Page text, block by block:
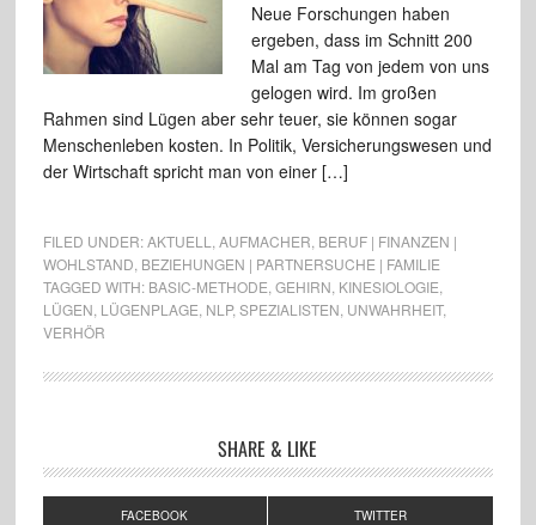
Neue Forschungen haben
ergeben, dass im Schnitt 200
Mal am Tag von jedem von uns
gelogen wird. Im großen
Rahmen sind Lügen aber sehr teuer, sie können sogar
Menschenleben kosten. In Politik, Versicherungswesen und
der Wirtschaft spricht man von einer […]
FILED UNDER:AKTUELL AUFMACHER BERUF | FINANZEN |
WOHLSTAND BEZIEHUNGEN | PARTNERSUCHE | FAMILIE
TAGGED WITH: BASIC-METHODE GEHIRN KINESIOLOGIE
LÜGEN LÜGENPLAGE NLP, SPEZIALISTEN UNWAHRHEIT,
VERHÖR
SHARE & LIKE
FACEBOOK TWITTER